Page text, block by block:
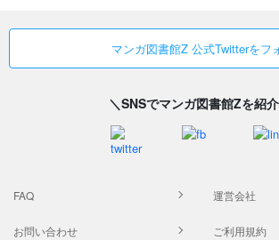
マンガ図書館Z 公式Twitterをフ
＼SNSでマンガ図書館Zを紹
FAQ 運営会社
お問い合わせ ご利用規約